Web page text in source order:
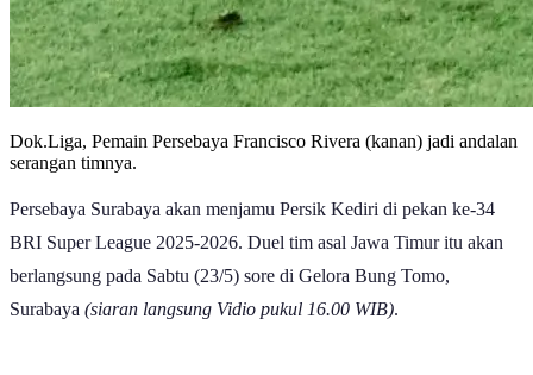
Dok.Liga, Pemain Persebaya Francisco Rivera (kanan) jadi andalan
serangan timnya.
Persebaya Surabaya akan menjamu Persik Kediri di pekan ke-34
BRI Super League 2025-2026. Duel tim asal Jawa Timur itu akan
berlangsung pada Sabtu (23/5) sore di Gelora Bung Tomo,
Surabaya (siaran langsung Vidio pukul 16.00 WIB).